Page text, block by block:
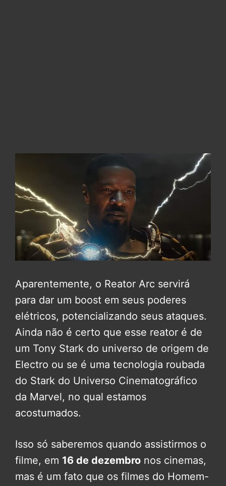
Aparentemente, o Reator Arc servirá
para dar um boost em seus poderes
elétricos, potencializando seus ataques.
Ainda não é certo que esse reator é de
um Tony Stark do universo de origem de
Electro ou se é uma tecnologia roubada
do Stark do Universo Cinematográfico
da Marvel, no qual estamos
acostumados.
Isso só saberemos quando assistirmos o
filme, em 16 de dezembro nos cinemas,
mas é um fato que os filmes do Homem-